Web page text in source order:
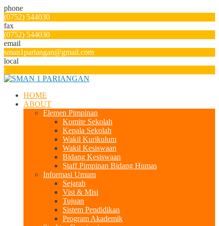
phone
(0752) 544030
fax
(0752) 544030
email
sman1pariangan@gmail.com
local
:
HOME
ABOUT
Elemen Pimpinan
Komite Sekolah
Kepala Sekolah
Wakil Kurikulum
Wakil Kesiswaan
Bidang Kesiswaan
Staff Pimpinan Bidang Humas
Informasi Umum
Sejarah
Visi & Misi
Tujuan
Sistem Pendidikan
Program Akademik